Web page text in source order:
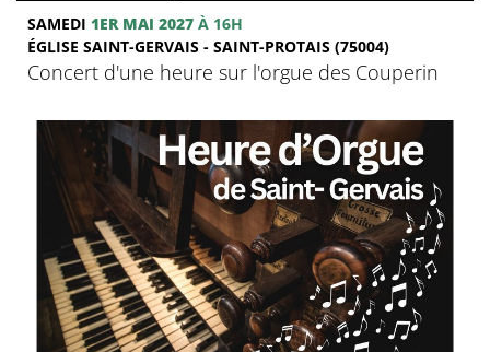
SAMEDI 1ER MAI 2027 À 16H
ÉGLISE SAINT-GERVAIS - SAINT-PROTAIS (75004)
Concert d'une heure sur l'orgue des Couperin